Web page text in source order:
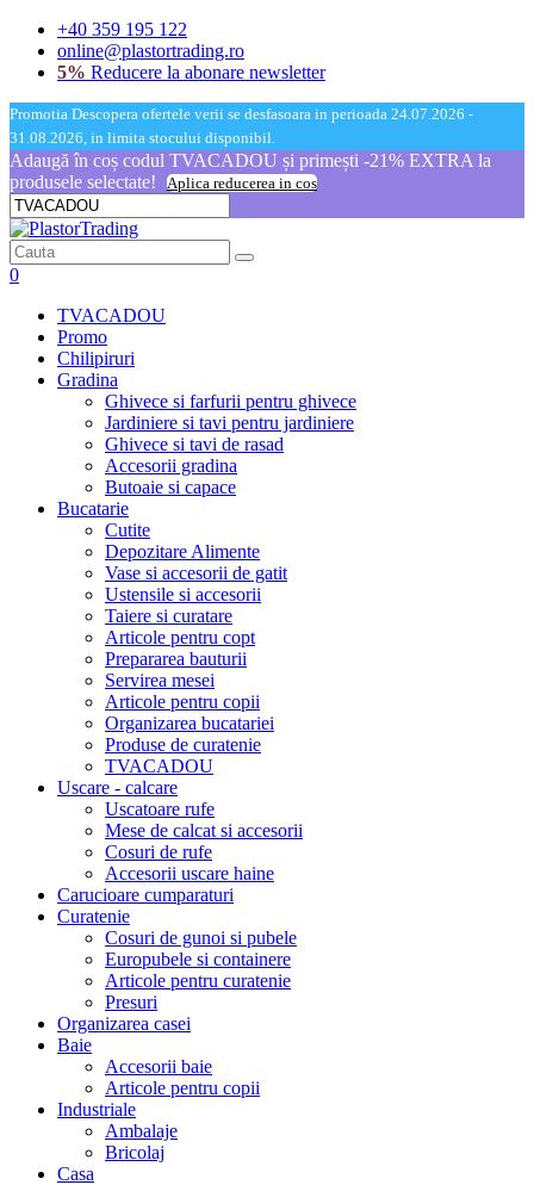
+40 359 195 122
online@plastortrading.ro
5% Reducere la abonare newsletter
Promotia Descopera ofertele verii se desfasoara in perioada 24.07.2026 -
31.08.2026, in limita stocului disponibil.
Adaugă în coș codul TVACADOU și primești -21% EXTRA la
produsele selectate!
Aplica reducerea in cos
0
TVACADOU
Promo
Chilipiruri
Gradina
Ghivece si farfurii pentru ghivece
Jardiniere si tavi pentru jardiniere
Ghivece si tavi de rasad
Accesorii gradina
Butoaie si capace
Bucatarie
Cutite
Depozitare Alimente
Vase si accesorii de gatit
Ustensile si accesorii
Taiere si curatare
Articole pentru copt
Prepararea bauturii
Servirea mesei
Articole pentru copii
Organizarea bucatariei
Produse de curatenie
TVACADOU
Uscare - calcare
Uscatoare rufe
Mese de calcat si accesorii
Cosuri de rufe
Accesorii uscare haine
Carucioare cumparaturi
Curatenie
Cosuri de gunoi si pubele
Europubele si containere
Articole pentru curatenie
Presuri
Organizarea casei
Baie
Accesorii baie
Articole pentru copii
Industriale
Ambalaje
Bricolaj
Casa